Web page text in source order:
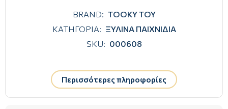
BRAND: TOOKY TOY
ΚΑΤΗΓΟΡΙΑ: ΞΥΛΙΝΑ ΠΑΙΧΝΙΔΙΑ
SKU: 000608
Περισσότερες πληροφορίες